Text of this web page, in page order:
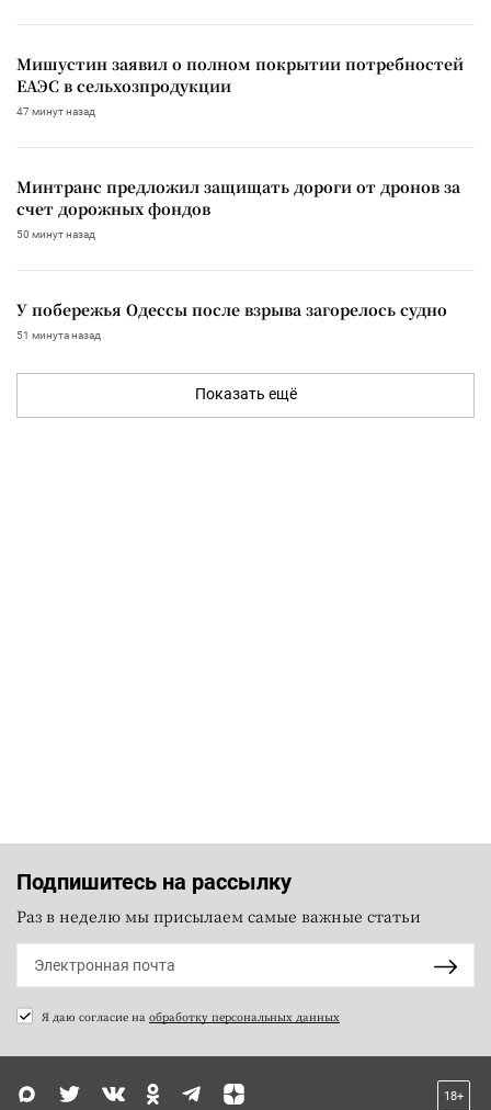
Мишустин заявил о полном покрытии потребностей
ЕАЭС в сельхозпродукции
47 минут назад
Минтранс предложил защищать дороги от дронов за
счет дорожных фондов
50 минут назад
У побережья Одессы после взрыва загорелось судно
51 минута назад
Показать ещё
Подпишитесь на рассылку
Раз в неделю мы присылаем самые важные статьи
Я даю согласие на обработку персональных данных
18+